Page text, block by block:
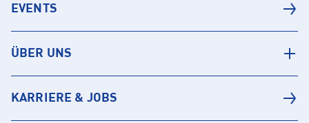
EVENTS
ÜBER UNS
KARRIERE & JOBS